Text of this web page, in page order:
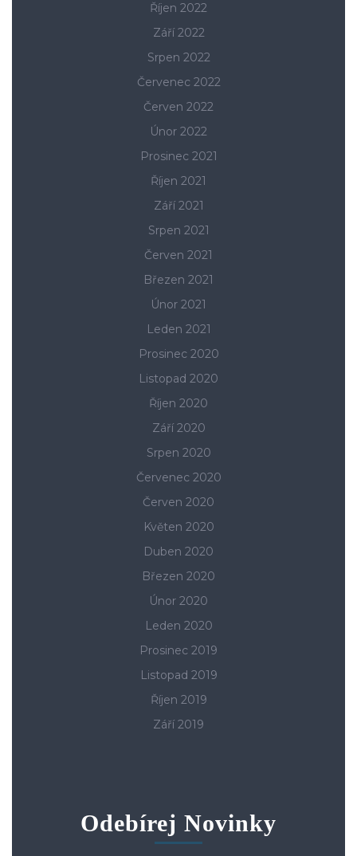
Říjen 2022
Září 2022
Srpen 2022
Červenec 2022
Červen 2022
Únor 2022
Prosinec 2021
Říjen 2021
Září 2021
Srpen 2021
Červen 2021
Březen 2021
Únor 2021
Leden 2021
Prosinec 2020
Listopad 2020
Říjen 2020
Září 2020
Srpen 2020
Červenec 2020
Červen 2020
Květen 2020
Duben 2020
Březen 2020
Únor 2020
Leden 2020
Prosinec 2019
Listopad 2019
Říjen 2019
Září 2019
Odebírej Novinky